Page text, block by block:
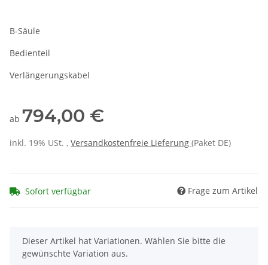
B-Säule
Bedienteil
Verlängerungskabel
ab 794,00 €
inkl. 19% USt. , Versandkostenfreie Lieferung (Paket DE)
Sofort verfügbar Frage zum Artikel
x
Dieser Artikel hat Variationen. Wählen Sie bitte die
gewünschte Variation aus.